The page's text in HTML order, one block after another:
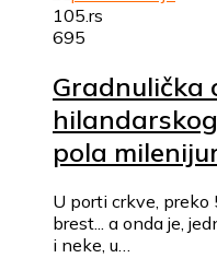
105.rs
695
Gradnulička
pola
U porti crkve,
brest... a onda je,
i neke, u…